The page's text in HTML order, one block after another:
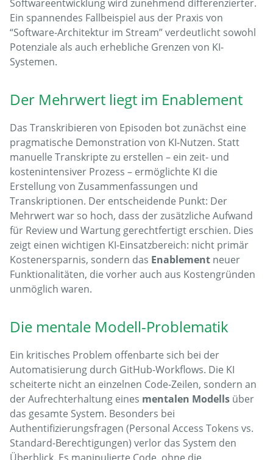
Softwareentwicklung wird zunehmend differenzierter.
Ein spannendes Fallbeispiel aus der Praxis von
“Software-Architektur im Stream” verdeutlicht sowohl
Potenziale als auch erhebliche Grenzen von KI-
Systemen.
Der Mehrwert liegt im Enablement
Das Transkribieren von Episoden bot zunächst eine
pragmatische Demonstration von KI-Nutzen. Statt
manuelle Transkripte zu erstellen – ein zeit- und
kostenintensiver Prozess – ermöglichte KI die
Erstellung von Zusammenfassungen und
Transkriptionen. Der entscheidende Punkt: Der
Mehrwert war so hoch, dass der zusätzliche Aufwand
für Review und Wartung gerechtfertigt erschien. Dies
zeigt einen wichtigen KI-Einsatzbereich: nicht primär
Kostenersparnis, sondern das Enablement neuer
Funktionalitäten, die vorher auch aus Kostengründen
unmöglich waren.
Die mentale Modell-Problematik
Ein kritisches Problem offenbarte sich bei der
Automatisierung durch GitHub-Workflows. Die KI
scheiterte nicht an einzelnen Code-Zeilen, sondern an
der Aufrechterhaltung eines mentalen Modells über
das gesamte System. Besonders bei
Authentifizierungsfragen (Personal Access Tokens vs.
Standard-Berechtigungen) verlor das System den